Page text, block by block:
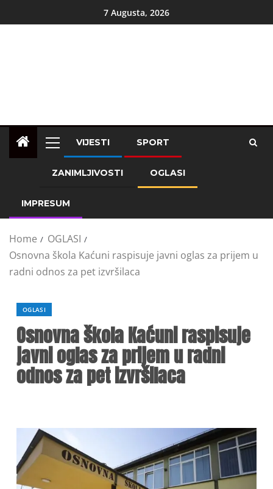
7 Augusta, 2026
VIJESTI SPORT
ZANIMLJIVOSTI OGLASI
IMPRESUM
Home
OGLASI
Osnovna škola Kaćuni raspisuje javni oglas za prijem u
radni odnos za pet izvršilaca
OGLASI
Osnovna škola Kaćuni raspisuje
javni oglas za prijem u radni
odnos za pet izvršilaca